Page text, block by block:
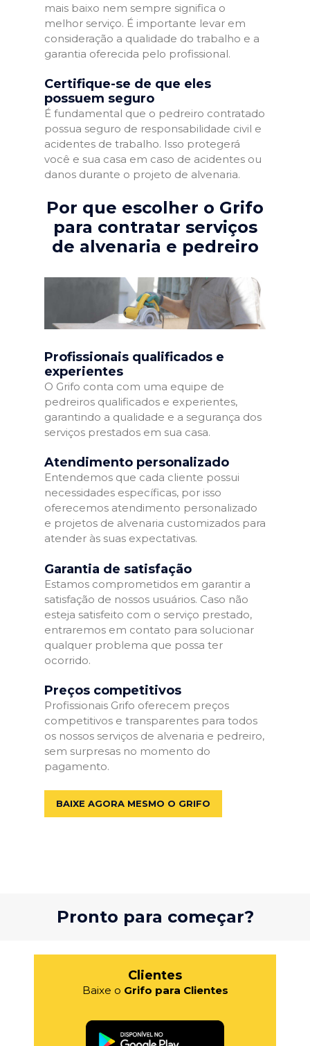
mais baixo nem sempre significa o
melhor serviço. É importante levar em
consideração a qualidade do trabalho e a
garantia oferecida pelo profissional.
Certifique-se de que eles
possuem seguro
É fundamental que o pedreiro contratado
possua seguro de responsabilidade civil e
acidentes de trabalho. Isso protegerá
você e sua casa em caso de acidentes ou
danos durante o projeto de alvenaria.
Por que escolher o Grifo
para contratar serviços
de alvenaria e pedreiro
Profissionais qualificados e
experientes
O Grifo conta com uma equipe de
pedreiros qualificados e experientes,
garantindo a qualidade e a segurança dos
serviços prestados em sua casa.
Atendimento personalizado
Entendemos que cada cliente possui
necessidades específicas, por isso
oferecemos atendimento personalizado
e projetos de alvenaria customizados para
atender às suas expectativas.
Garantia de satisfação
Estamos comprometidos em garantir a
satisfação de nossos usuários. Caso não
esteja satisfeito com o serviço prestado,
entraremos em contato para solucionar
qualquer problema que possa ter
ocorrido.
Preços competitivos
Profissionais Grifo oferecem preços
competitivos e transparentes para todos
os nossos serviços de alvenaria e pedreiro,
sem surpresas no momento do
pagamento.
BAIXE AGORA MESMO O GRIFO
Pronto para começar?
Clientes
Baixe o Grifo para Clientes